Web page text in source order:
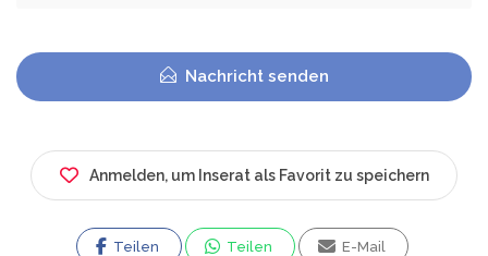
Nachricht senden
Anmelden, um Inserat als Favorit zu speichern
Teilen Teilen E-Mail